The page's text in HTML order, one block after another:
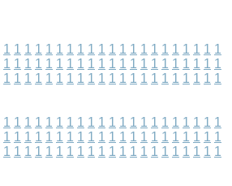
1 1 1 1 1 1 1 1 1 1 1 1 1 1 1 1 1 1 1 1 1
1 1 1 1 1 1 1 1 1 1 1 1 1 1 1 1 1 1 1 1 1
1 1 1 1 1 1 1 1 1 1 1 1 1 1 1 1 1 1 1 1 1
1 1 1 1 1 1 1 1 1 1 1 1 1 1 1 1 1 1 1 1 1
1 1 1 1 1 1 1 1 1 1 1 1 1 1 1 1 1 1 1 1 1
1 1 1 1 1 1 1 1 1 1 1 1 1 1 1 1 1 1 1 1 1